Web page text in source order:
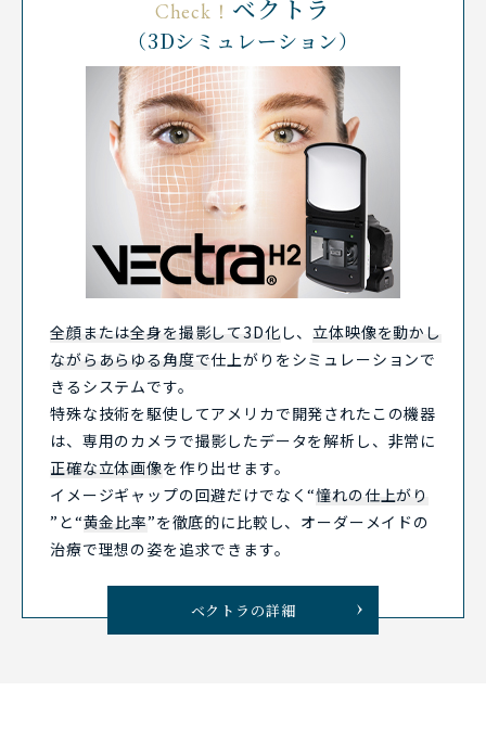
Check！ ベクトラ
（3Dシミュレーション）
全顔または全身を撮影して3D化 し、 立体映像を動かし
ながらあらゆる角度で仕上がりをシミュレーションで
きるシステムです。
特殊な技術を駆使してアメリカで開発されたこの機器
は、専用のカメラで撮影したデータを解析し、非常に
正確な立体画像を作り出せます。
イメージギャップの回避だけでなく“憧れの仕上がり
”と“黄金比率”を徹底的に比較し、オーダーメイドの
治療で理想の姿を追求できます。
ベクトラの詳細